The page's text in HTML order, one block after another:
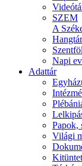
SZEM
A
Hangtár
Napi
Adattár
Papok,
Világi